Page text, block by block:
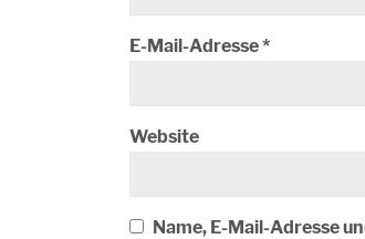
E-Mail-Adresse*
Website
Name, E-Mail-Adresse